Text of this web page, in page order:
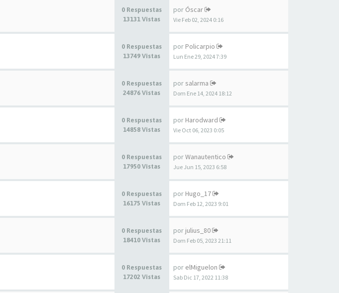
0 Respuestas
13131 Vistas
por Óscar
Vie Feb 02, 2024 0:16
0 Respuestas
13749 Vistas
por Policarpio
Lun Ene 29, 2024 7:39
0 Respuestas
24876 Vistas
por salarma
Dom Ene 14, 2024 18:12
0 Respuestas
14858 Vistas
por Harodward
Vie Oct 06, 2023 0:05
0 Respuestas
17950 Vistas
porWanautentico
Jue Jun 15, 2023 6:58
0 Respuestas
16175 Vistas
por Hugo_17
Dom Feb 12, 2023 9:01
0 Respuestas
18410 Vistas
por julius_80
Dom Feb 05, 2023 21:11
0 Respuestas
17202 Vistas
por elMiguelon
Sab Dic 17, 2022 11:38